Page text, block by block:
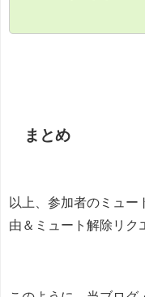
まとめ
以上、参加者のミュ
由＆ミュート解除リク